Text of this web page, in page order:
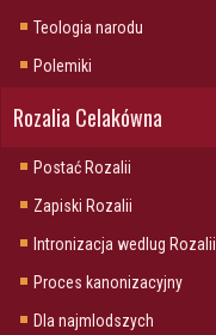
Teologia narodu
Polemiki
Rozalia Celakówna
Postać Rozalii
Zapiski Rozalii
Intronizacja wedlug Rozalii
Proces kanonizacyjny
Dla najmlodszych